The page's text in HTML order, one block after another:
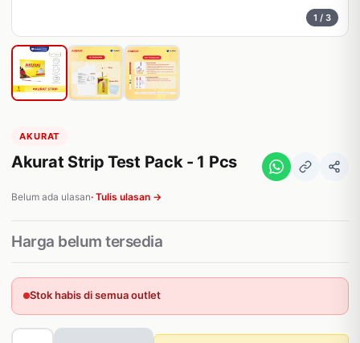
1 / 3
AKURAT
Akurat Strip Test Pack - 1 Pcs
Belum ada ulasan· Tulis ulasan →
Harga belum tersedia
Stok habis di semua outlet